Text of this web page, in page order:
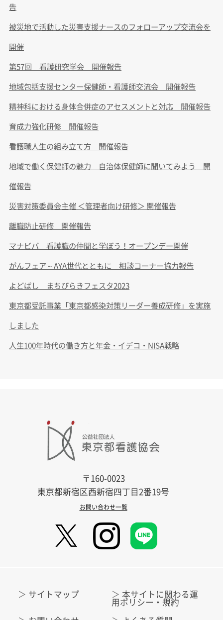
告
被災地で活動した災害支援ナースのフォローアップ交流会を
開催
第57回 看護研究学会 開催報告
地域包括支援センター保健師・看護師交流会 開催報告
精神科における身体合併症のアセスメントと対応 開催報告
育成力強化研修 開催報告
看護職人生の組み立て方 開催報告
地域で働く保健師の魅力 自治体保健師に聞いてみよう 開
催報告
災害対策委員会主催 ＜管理者向け研修＞ 開催報告
離職防止研修 開催報告
マナビバ 看護職の仲間と学ぼう！オープンデー開催
がんフェア～AYA世代とともに 相談コーナー協力報告
よどばし まちびらきフェスタ2023
東京都受託事業「東京都感染対策リーダー養成研修」を実施
しました
人生100年時代の働き方と年金・イデコ・NISA戦略
〒160-0023
東京都新宿区西新宿四丁目2番19号
お問い合わせ一覧
サイトマップ 本サイトに関わる運
用ポリシー・規約